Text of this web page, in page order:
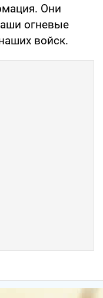
Они
огневые
войск.